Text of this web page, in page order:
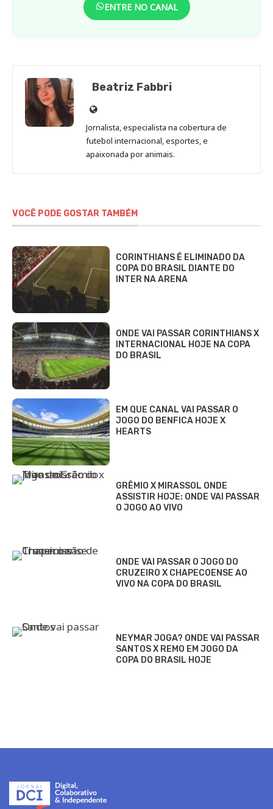
ENTRE NO CANAL
Beatriz Fabbri
Site
de
Beatriz
Fabbri
Jornalista, especialista na cobertura de
futebol internacional, esportes, e
apaixonada por animais.
VOCÊ PODE GOSTAR TAMBÉM
CORINTHIANS É ELIMINADO DA
COPA DO BRASIL DIANTE DO
INTER NA ARENA
ONDE VAI PASSAR CORINTHIANS X
INTERNACIONAL HOJE NA COPA
DO BRASIL
EM QUE CANAL VAI PASSAR O
JOGO DO BENFICA HOJE X
HEARTS
GRÊMIO X MIRASSOL ONDE
ASSISTIR HOJE: ONDE VAI PASSAR
O JOGO AO VIVO
ONDE VAI PASSAR O JOGO DO
CRUZEIRO X CHAPECOENSE AO
VIVO NA COPA DO BRASIL
NEYMAR JOGA? ONDE VAI PASSAR
SANTOS X REMO EM JOGO DA
COPA DO BRASIL HOJE